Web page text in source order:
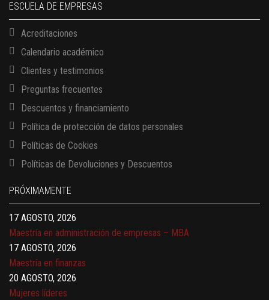
ESCUELA DE EMPRESAS
Acreditaciones
Calendario académico
Clientes y testimonios
Preguntas frecuentes
Descuentos y financiamiento
Política de protección de datos personales
Políticas de Cookies
Políticas de Devoluciones y Descuentos
PRÓXIMAMENTE
13 AGOSTO, 2026
17 AGOSTO, 2026
Gerencia de empresas familiares
17 AGOSTO, 2026
Maestría en administración de empresas – MBA
17 AGOSTO, 2026
Maestría en finanzas
20 AGOSTO, 2026
Mujeres líderes